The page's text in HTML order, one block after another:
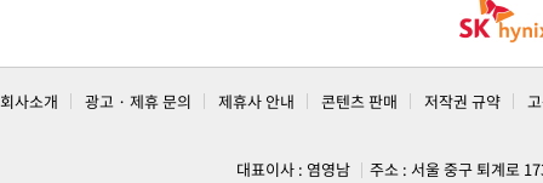
회사소개 광고 · 제휴 문의 제휴사 안내 콘텐츠 판매 저작권 규약
대표이사 : 염영남
주소 : 서울 중구 퇴계로